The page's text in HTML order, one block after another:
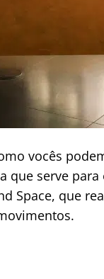
vocês
que serve
Space, que